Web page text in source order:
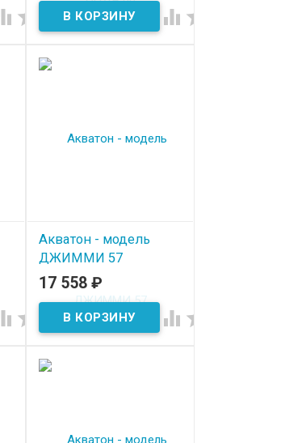
  

Акватон - модель
ДЖИММИ 57
В наличии
17 558₽
 